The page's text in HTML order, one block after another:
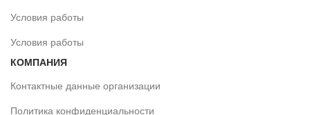
Условия работы
Условия работы
КОМПАНИЯ
Контактные данные организации
Политика конфиденциальности